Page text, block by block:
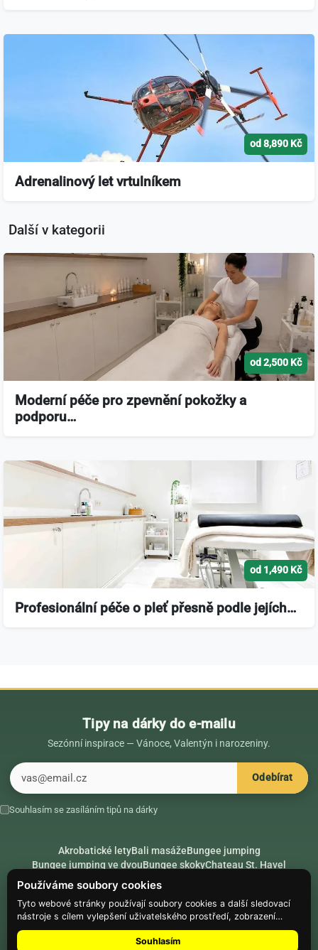
Používáme soubory cookies
Tyto webové stránky používají soubory cookies a další sledovací
nástroje s cílem vylepšení uživatelského prostředí, zobrazení
přizpůsobeného obsahu a reklam, analýzy návštěvnosti webových
stránek a zjištění zdroje návštěvnosti.
Souhlasím
od 8,890 Kč
Adrenalinový let vrtulníkem
Další v kategorii
od 2,500 Kč
Moderní péče pro zpevnění pokožky a
podporu…
od 1,490 Kč
Profesionální péče o pleť přesně podle jejích…
Tipy na dárky do e-mailu
Sezónní inspirace — Vánoce, Valentýn i narozeniny.
Odebírat
Souhlasím se zasíláním tipů na dárky
Akrobatické letyBali masážeBungee jumping
Bungee jumping ve dvouBungee skokyChateau St. Havel
Dárek k 18. narozeninám
Dárek k 40. narozeninám
RádceSecret SantaSložte se na dárek
PARTNEŘIHike.placeClimbing.place